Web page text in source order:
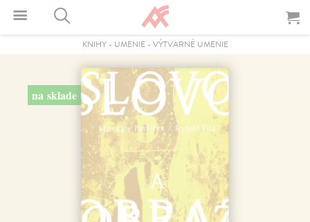
KNIHY- UMENIE- VÝTVARNÉ UMENIE
na sklade